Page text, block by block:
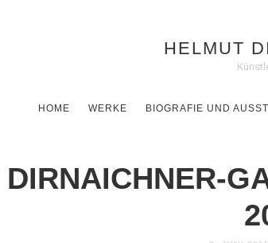
HELMUT
HOME WERKE BIOGRAFIE UND
DIRNAICHNER-